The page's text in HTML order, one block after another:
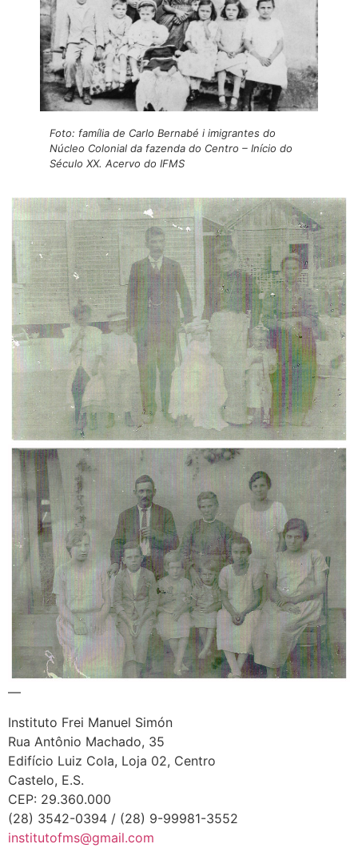
Foto: família de Carlo Bernabé i imigrantes do
Núcleo Colonial da fazenda do Centro – Início do
Século XX. Acervo do IFMS
—
Instituto Frei Manuel Simón
Rua Antônio Machado, 35
Edifício Luiz Cola, Loja 02, Centro
Castelo, E.S.
CEP: 29.360.000
(28) 3542-0394 / (28) 9-99981-3552
institutofms@gmail.com